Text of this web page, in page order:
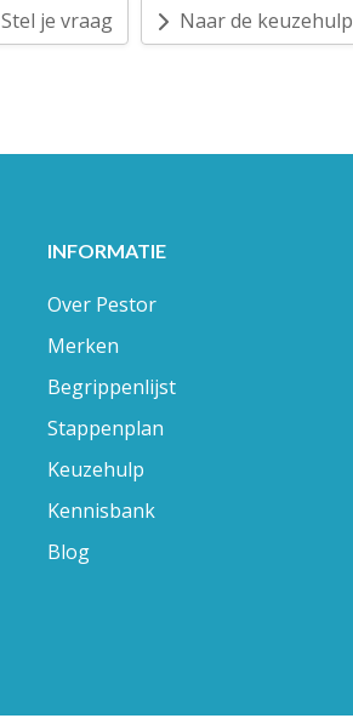
Stel je vraag Naar de keuzehulp
INFORMATIE
Over Pestor
Merken
Begrippenlijst
Stappenplan
Keuzehulp
Kennisbank
Blog